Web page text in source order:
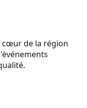
cœur de la région